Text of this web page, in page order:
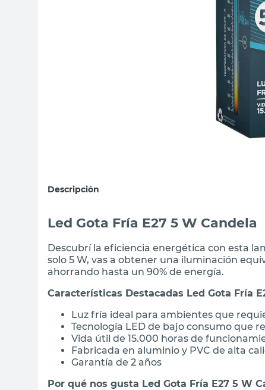
Descripción
Led Gota Fría E27 5 W Candela
Descubrí la eficiencia energética con esta
solo 5 W, vas a obtener una iluminación
ahorrando hasta un 90% de energía.
Características Destacadas Led Gota Fría
Luz fría ideal para ambientes que
Tecnología LED de bajo consumo que
Vida útil de 15.000 horas de
Fabricada en aluminio y PVC de alta
Garantía de 2 años
Por qué nos gusta Led Gota Fría E27 5 W